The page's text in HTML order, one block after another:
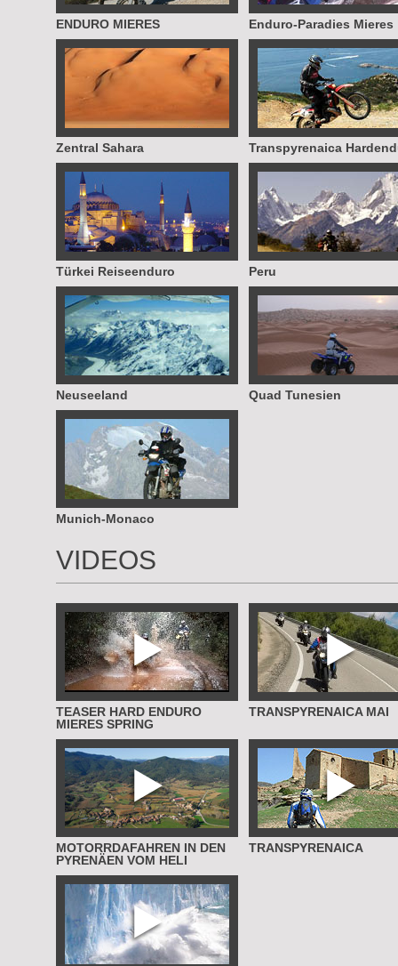
CURIOUS KIDS
ENDURO MIERES Enduro-Paradies Mieres
Zentral Sahara Transpyrenaica
Türkei Reiseenduro Peru
Neuseeland Quad Tunesien
Munich-Monaco
VIDEOS
TEASER HARD ENDURO
MIERES SPRING
TRANSPYRENAICA MAI
MOTORRDAFAHREN IN DEN
PYRENÄEN VOM HELI
TRANSPYRENAICA